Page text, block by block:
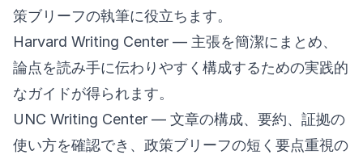
策ブリーフの執筆に役立ちます。
Harvard Writing Center — 主張を簡潔にまとめ、
論点を読み手に伝わりやすく構成するための実践的
なガイドが得られます。
UNC Writing Center — 文章の構成、要約、証拠の
使い方を確認でき、政策ブリーフの短く要点重視の